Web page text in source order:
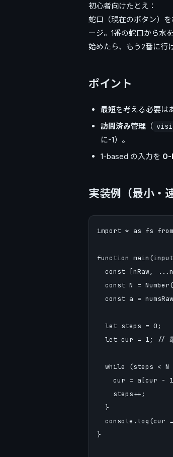
初心者向けたとえ：
蛇口（現在のボタン）
ージ。1番の蛇口から水
始めたら、もう2番に行
ポイント
最短を考える必要は
訪問済み管理 （
に-1）。
1-based の入力を 0-
実装例（最小・
import * as fs
function
const [nRaw,
const N =
const a =
  let steps = 0;
let cur = 1; // 最
while (steps < N
cur = a[cur -
    steps++;
  }
console.log(cur
}